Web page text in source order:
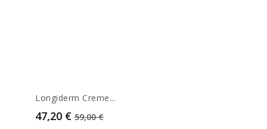
Longiderm Creme...
Prix
47,20 € Prix de base
59,00 €